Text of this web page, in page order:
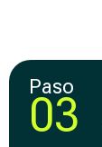
Paso
03